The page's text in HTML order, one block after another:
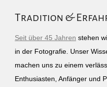
Tradition &
Seit über 45 Jahren stehen
in der Fotografie. Unser
machen uns zu einem
Enthusiasten, Anfänger und